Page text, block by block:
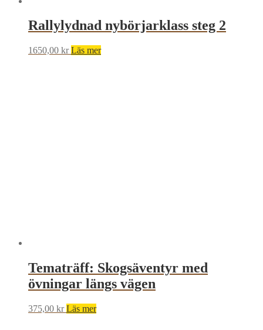
Rallylydnad nybörjarklass steg 2
1650,00 kr Läs mer
Tematräff: Skogsäventyr med
övningar längs vägen
375,00 kr Läs mer